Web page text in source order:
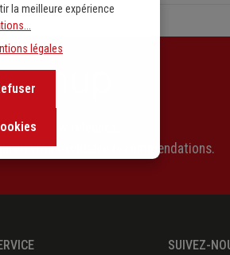
new releases,
with exclusive recommendations.
SUIVEZ-
la meilleure expérience
légales